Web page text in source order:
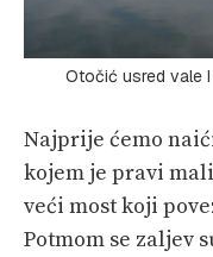
Otočić usred vale
Najprije ćemo
kojem je pravi
veći most koji
Potmom se zaljev